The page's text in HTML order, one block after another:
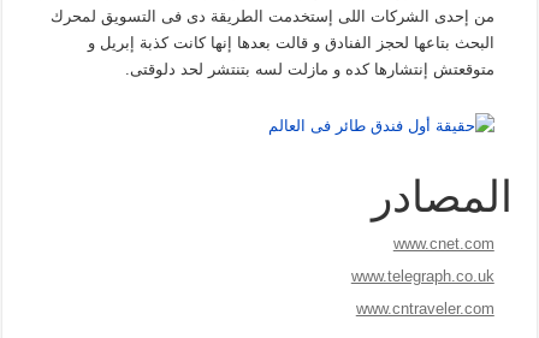
من إحدى الشركات اللى إستخدمت الطريقة دى فى التسويق لمحرك
البحث بتاعها لحجز الفنادق و قالت بعدها إنها كانت كذبة إبريل و
متوقعتش إنتشارها كده و مازلت لسه بتنتشر لحد دلوقتى.
المصادر
www.cnet.com
www.telegraph.co.uk
www.cntraveler.com